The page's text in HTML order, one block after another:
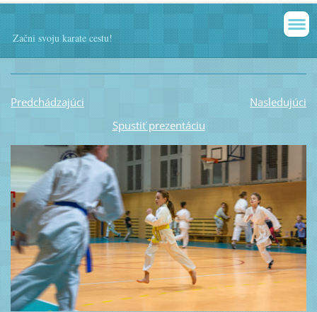
Začni svoju karate cestu!
Predchádzajúci
Nasledujúci
Spustiť prezentáciu